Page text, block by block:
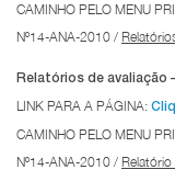
CAMINHO PELO MENU
Nº14-ANA-2010 /
Relatórios de avaliação
LINK PARA A PÁGINA:
CAMINHO PELO MENU
Nº14-ANA-2010 /